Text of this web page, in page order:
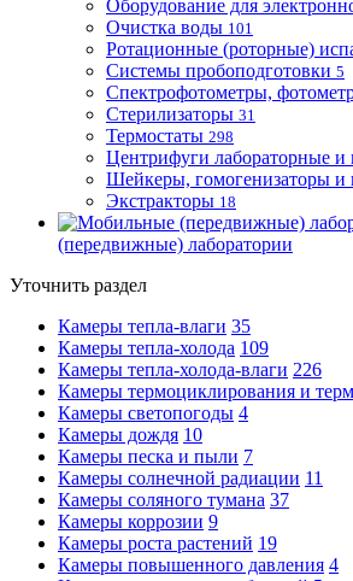
Оборудование для
Очистка воды 101
Ротационные (роторные)
Системы пробоподготовки 5
Спектрофотометры,
Стерилизаторы 31
Термостаты 298
Центрифуги лабораторные и
Шейкеры, гомогенизаторы и
Экстракторы 18
(передвижные) лаборатории
Уточнить раздел
Камеры тепла-влаги 35
Камеры тепла-холода 109
Камеры тепла-холода-влаги 226
Камеры термоциклирования и
Камеры светопогоды 4
Камеры дождя 10
Камеры песка и пыли 7
Камеры солнечной радиации 11
Камеры соляного тумана 37
Камеры коррозии 9
Камеры роста растений 19
Камеры повышенного давления 4